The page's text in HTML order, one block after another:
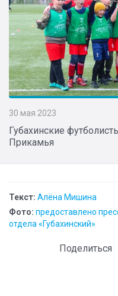
30 мая 2023
Губахинские
Прикамья
Текст: Алёна Мишина
Фото: предоставлено
отдела «Губахинский»
Поделиться